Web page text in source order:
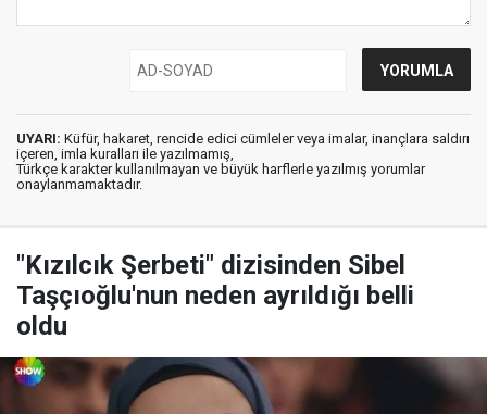
UYARI: Küfür, hakaret, rencide edici cümleler veya imalar, inançlara saldırı
içeren, imla kuralları ile yazılmamış,
Türkçe karakter kullanılmayan ve büyük harflerle yazılmış yorumlar
onaylanmamaktadır.
"Kızılcık Şerbeti" dizisinden Sibel
Taşçıoğlu'nun neden ayrıldığı belli
oldu